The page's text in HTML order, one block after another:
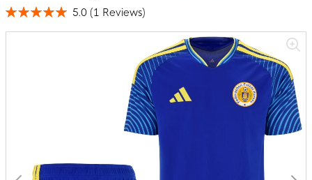
Waardering: 5.0 (1 Reviews)